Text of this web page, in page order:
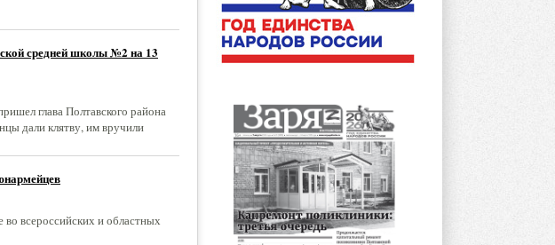
средней школы №2 на 13
глава Полтавского района
дали клятву, им вручили
всероссийских и областных